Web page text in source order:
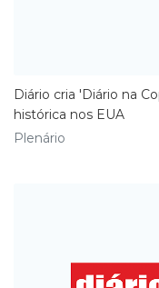
Diário cria 'Diário na
histórica nos EUA
Plenário